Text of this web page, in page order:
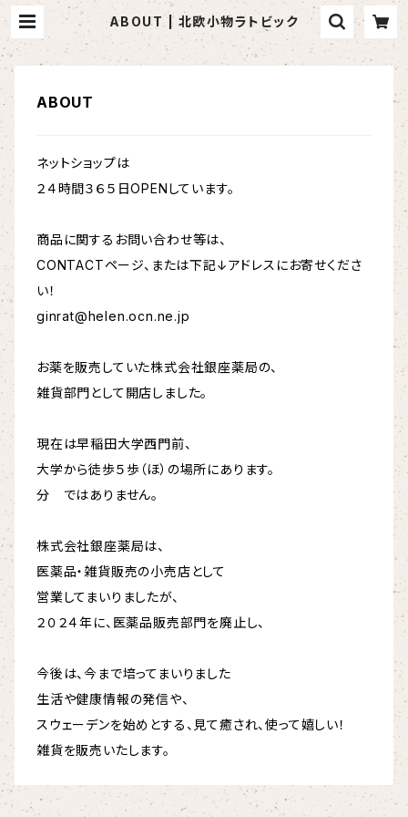
ABOUT | 北欧小物ラトビック
ABOUT
ネットショップは
２４時間３６５日OPENしています。
商品に関するお問い合わせ等は、
CONTACTページ、または下記↓アドレスにお寄せくださ
い！
ginrat@helen.ocn.ne.jp
お薬を販売していた株式会社銀座薬局の、
雑貨部門として開店しました。
現在は早稲田大学西門前、
大学から徒歩５歩（ほ）の場所にあります。
分 ではありません。
株式会社銀座薬局は、
医薬品・雑貨販売の小売店として
営業してまいりましたが、
２０２４年に、医薬品販売部門を廃止し、
今後は、今まで培ってまいりました
生活や健康情報の発信や、
スウェーデンを始めとする、見て癒され、使って嬉しい！
雑貨を販売いたします。